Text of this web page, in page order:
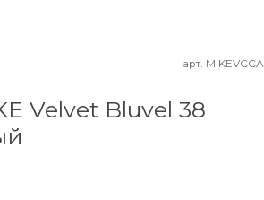
арт. MIKEVCCA
Velvet Bluvel 38